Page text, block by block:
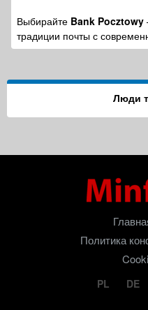
Выбирайте Bank Pocztowy
традиции почты с
Люди
Политика
PL DE